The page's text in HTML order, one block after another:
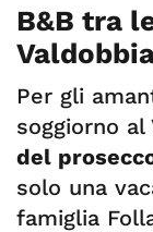
B&B tra
Per gli
soggiorno
del
solo una
famiglia